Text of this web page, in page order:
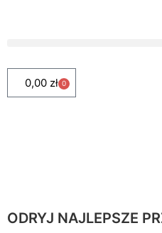
0,00 zł 0
ODRYJ NAJLEPSZE